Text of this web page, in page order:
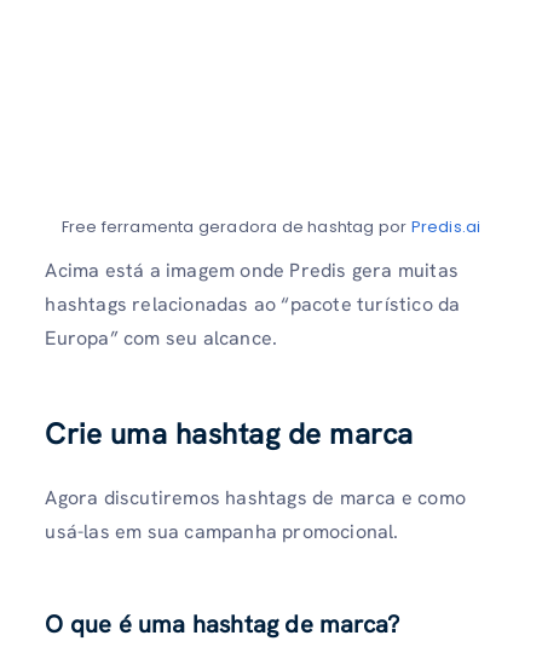
Free ferramenta geradora de hashtag por Predis.ai
Acima está a imagem onde Predis gera muitas
hashtags relacionadas ao “pacote turístico da
Europa” com seu alcance.
Crie uma hashtag de marca
Agora discutiremos hashtags de marca e como
usá-las em sua campanha promocional.
O que é uma hashtag de marca?